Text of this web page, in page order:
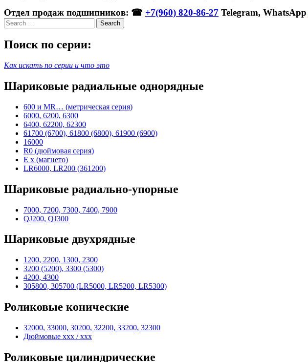
Отдел продаж подшипников: ☎ +7(960) 820-86-27 Telegram, WhatsApp
Search
Поиск по серии:
Как искать по серии и что это
Шариковые радиальные однорядные
600 и MR… (метрическая серия)
6000, 6200, 6300
6400, 62200, 62300
61700 (6700), 61800 (6800), 61900 (6900)
16000
R0 (дюймовая серия)
E x (магнето)
LR6000, LR200 (361200)
Шариковые радиально-упорные
7000, 7200, 7300, 7400, 7900
QJ200, QJ300
Шариковые двухрядные
1200, 2200, 1300, 2300
3200 (5200), 3300 (5300)
4200, 4300
305800, 305700 (LR5000, LR5200, LR5300)
Роликовые конические
32000, 33000, 30200, 32200, 33200, 32300
Дюймовые xxx / xxx
Роликовые цилиндрические